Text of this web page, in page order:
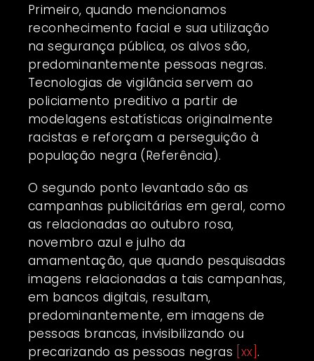
Primeiro, quando mencionamos
reconhecimento facial e sua utilização
na segurança pública, os alvos são,
predominantemente pessoas negras.
Tecnologias de vigilância servem ao
policiamento preditivo a partir de
modelagens estatísticas originalmente
racistas e reforçam a perseguição à
população negra (Referência).
O segundo ponto levantado são as
campanhas publicitárias em geral, como
as relacionadas ao outubro rosa,
novembro azul e julho da
amamentação, que quando pesquisadas
imagens relacionadas a tais campanhas,
em bancos digitais, resultam,
predominantemente, em imagens de
pessoas brancas, invisibilizando ou
precarizando as pessoas negras [xx] .